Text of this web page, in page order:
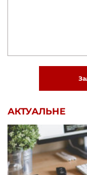
АКТУАЛЬНЕ